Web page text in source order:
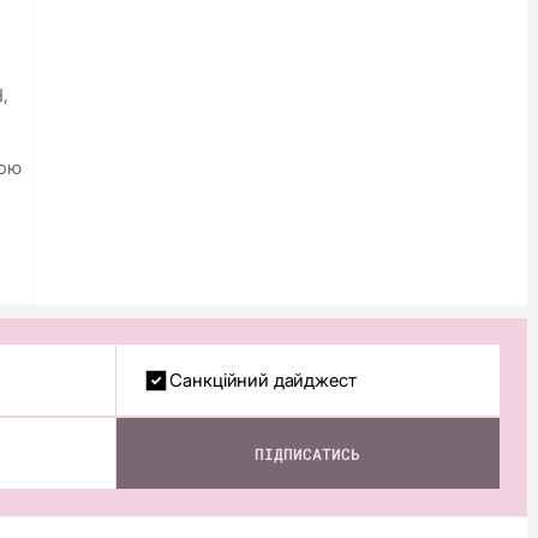
Санкційний дайджест
ПІДПИСАТИСЬ